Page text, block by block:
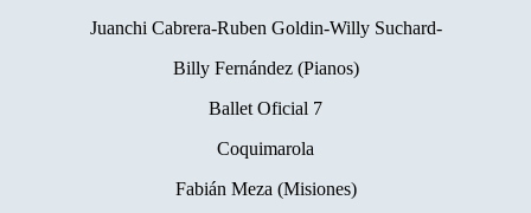
Juanchi Cabrera-Ruben Goldin-Willy Suchard-
Billy Fernández (Pianos)
Ballet Oficial 7
Coquimarola
Fabián Meza (Misiones)